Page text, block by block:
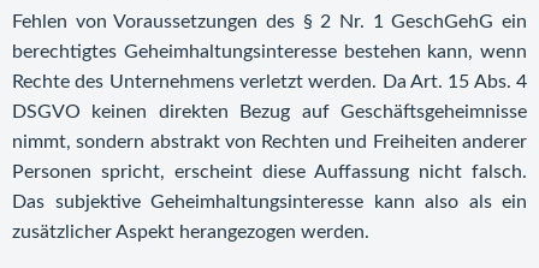
Fehlen von Voraussetzungen des § 2 Nr. 1 GeschGehG ein
berechtigtes Geheimhaltungsinteresse bestehen kann, wenn
Rechte des Unternehmens verletzt werden. Da Art. 15 Abs. 4
DSGVO keinen direkten Bezug auf Geschäftsgeheimnisse
nimmt, sondern abstrakt von Rechten und Freiheiten anderer
Personen spricht, erscheint diese Auffassung nicht falsch.
Das subjektive Geheimhaltungsinteresse kann also als ein
zusätzlicher Aspekt herangezogen werden.